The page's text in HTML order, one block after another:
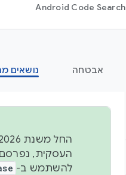
Android Code Search
אבטחה נושאים
להשתמש ב-